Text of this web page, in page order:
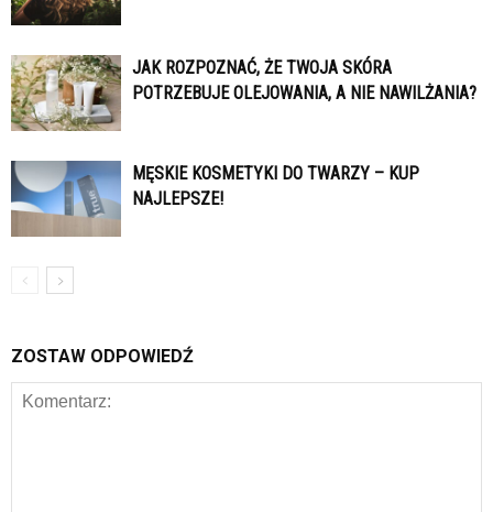
JAK ROZPOZNAĆ, ŻE TWOJA SKÓRA
POTRZEBUJE OLEJOWANIA, A NIE NAWILŻANIA?
MĘSKIE KOSMETYKI DO TWARZY – KUP
NAJLEPSZE!
ZOSTAW ODPOWIEDŹ